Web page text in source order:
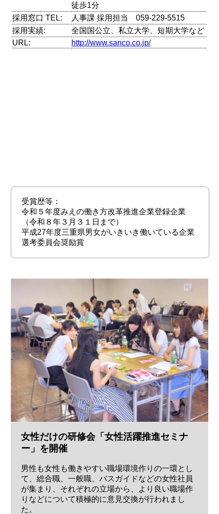
徒歩1分
採用窓口 TEL:
人事課 採用担当 059-229-5515
採用実績:
全国国公立、私立大学、短期大学など
URL:
http://www.sanco.co.jp/
受賞歴等：
令和５年度みえの働き方改革推進企業登録企業
（令和８年３月３１日まで）
平成27年度三重県男女がいきいき働いている企業
選考委員会奨励賞
女性だけの研修会「女性活躍推進セミナ
ー」を開催
男性も女性も働きやすい職場環境作りの一環とし
て、総合職、一般職、バスガイドなどの女性社員
が集まり、それぞれの立場から、より良い職場作
りなどについて積極的に意見交換が行われまし
た。